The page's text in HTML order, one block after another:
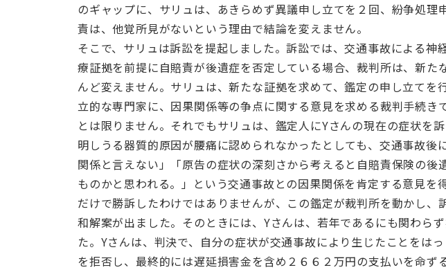
のギャップに、サリュは、あきらめず異議申し立てを２回、紛争処理
責は、他覚所見がないという理由で結論を変えません。
そこで、サリュは訴訟を提起しました。訴訟では、交通事故による神
療証拠を前提に自賠責が後遺症を否定している場合、裁判所は、新た
んど変えません。サリュは、新たな証拠を求めて、鑑定の申し立てを
立的な専門家に、因果関係等の争点に関する意見を求める裁判手続き
とは限りません。それでもサリュは、鑑定人にYさんの現在の症状を
明しうる器質的原因が腰痛に認められなかったとしても、交通事故後
関係と言えない」「原告の症状の深刻さから考えると自賠責保険の後
ものかと思われる。」という交通事故との因果関係を肯定する意見を
だけで勝訴したわけではありませんが、この鑑定が裁判所を動かし、
和解案が出ました。そのときには、Yさんは、若年であるにも関わら
た。Yさんは、判決で、自分の症状が交通事故により生じたことをは
を拒否し、最終的には遅延損害金を含め２６６２万円の支払いを命ず